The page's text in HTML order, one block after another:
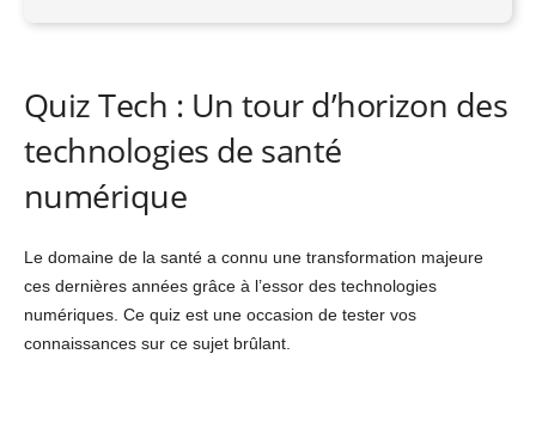
Quiz Tech : Un tour d’horizon des
technologies de santé
numérique
Le domaine de la santé a connu une transformation majeure
ces dernières années grâce à l’essor des technologies
numériques. Ce quiz est une occasion de tester vos
connaissances sur ce sujet brûlant.